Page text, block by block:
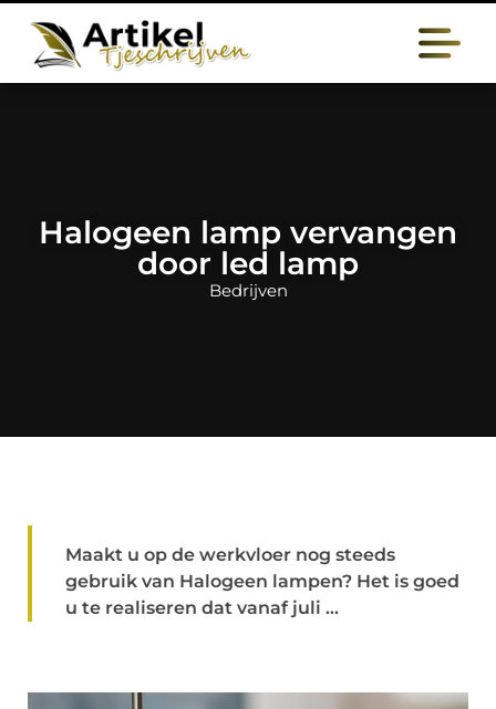
Halogeen lamp vervangen
door led lamp
Bedrijven
Maakt u op de werkvloer nog steeds
gebruik van Halogeen lampen? Het is goed
u te realiseren dat vanaf juli ...